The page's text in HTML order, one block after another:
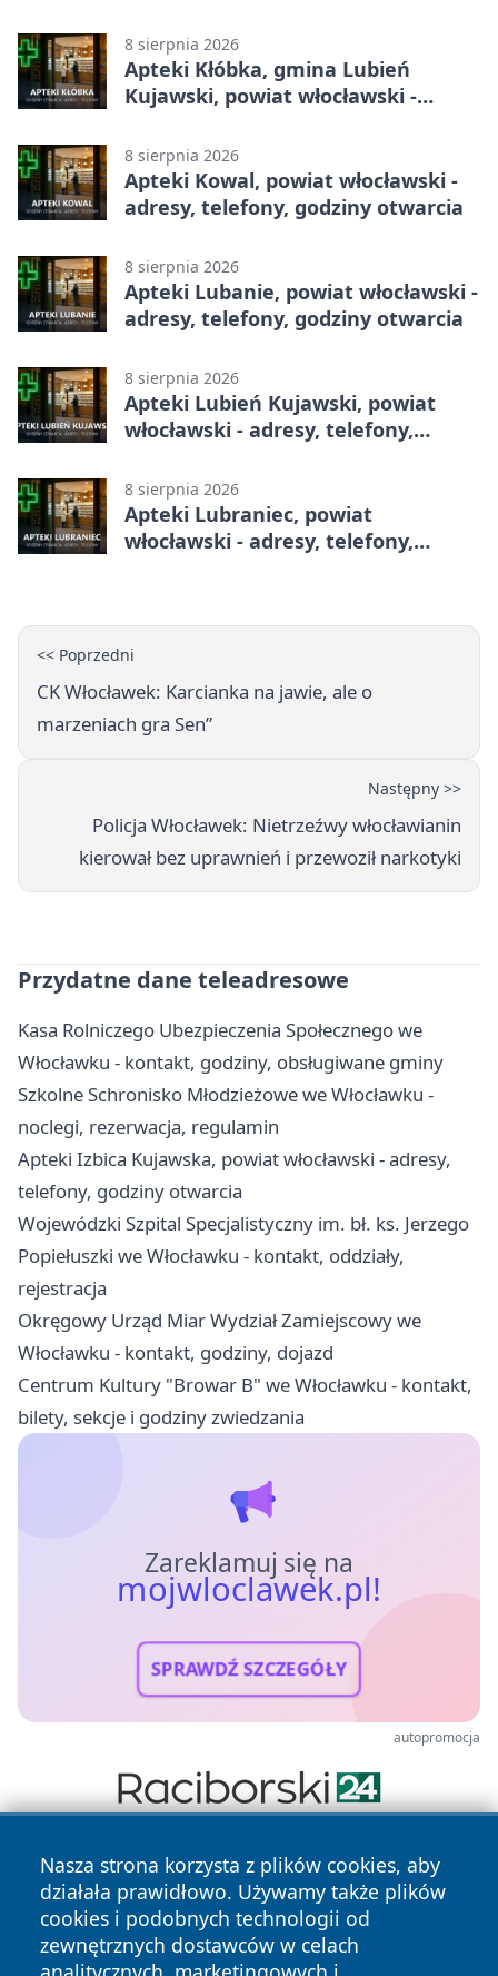
8 sierpnia 2026
Apteki Kłóbka, gmina Lubień
Kujawski, powiat włocławski -
8 sierpnia 2026
Apteki Kowal, powiat włocławski -
adresy, telefony, godziny otwarcia
8 sierpnia 2026
Apteki Lubanie, powiat włocławski -
adresy, telefony, godziny otwarcia
8 sierpnia 2026
Apteki Lubień Kujawski, powiat
włocławski - adresy, telefony,
8 sierpnia 2026
Apteki Lubraniec, powiat
włocławski - adresy, telefony,
<< Poprzedni
CK Włocławek: Karcianka na jawie, ale o
marzeniach gra Sen”
Następny >>
Policja Włocławek: Nietrzeźwy włocławianin
kierował bez uprawnień i przewoził narkotyki
Przydatne dane teleadresowe
Kasa Rolniczego Ubezpieczenia Społecznego we
Włocławku - kontakt, godziny, obsługiwane gminy
Szkolne Schronisko Młodzieżowe we Włocławku -
noclegi, rezerwacja, regulamin
Apteki Izbica Kujawska, powiat włocławski - adresy,
telefony, godziny otwarcia
Wojewódzki Szpital Specjalistyczny im. bł. ks. Jerzego
Popiełuszki we Włocławku - kontakt, oddziały,
rejestracja
Okręgowy Urząd Miar Wydział Zamiejscowy we
Włocławku - kontakt, godziny, dojazd
Centrum Kultury "Browar B" we Włocławku - kontakt,
bilety, sekcje i godziny zwiedzania
Zareklamuj się na
mojwloclawek.pl!
SPRAWDŹ SZCZEGÓŁY
autopromocja
Nasza strona korzysta z plików cookies, aby
działała prawidłowo. Używamy także plików
cookies i podobnych technologii od
zewnętrznych dostawców w celach